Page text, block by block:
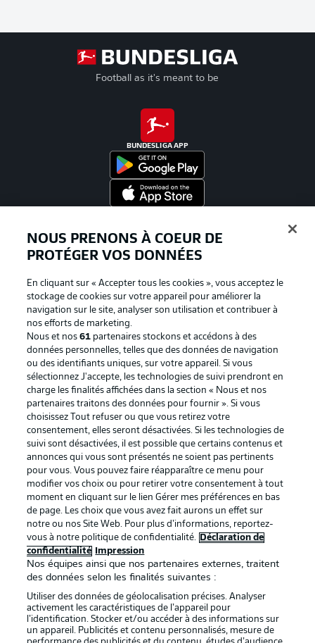
Football as it's meant to be
BUNDESLIGA APP
La publicité Conditions d’utilisation des
Mentions Légales Gérer mes préférences
Déclaration de
confidentialité
Diffuseurs
Travaux Contact
Impression Joueurs
NOUS PRENONS À COEUR DE
PROTÉGER VOS DONNÉES
En cliquant sur « Accepter tous les cookies », vous acceptez le
stockage de cookies sur votre appareil pour améliorer la
navigation sur le site, analyser son utilisation et contribuer à
nos efforts de marketing.
Nous et nos61 partenaires stockons et accédons à des
données personnelles, telles que des données de navigation
ou des identifiants uniques, sur votre appareil. Si vous
sélectionnez J'accepte, les technologies de suivi prendront en
charge les finalités affichées dans la section « Nous et nos
partenaires traitons des données pour fournir ». Si vous
choisissez Tout refuser ou que vous retirez votre
consentement, elles seront désactivées. Si les technologies de
suivi sont désactivées, il est possible que certains contenus et
annonces qui vous sont présentés ne soient pas pertinents
pour vous. Vous pouvez faire réapparaître ce menu pour
modifier vos choix ou pour retirer votre consentement à tout
moment en cliquant sur le lien Gérer mes préférences en bas
de page. Les choix que vous avez fait aurons un effet sur
notre ou nos Site Web. Pour plus d’informations, reportez-
vous à notre politique de confidentialité.
Déclaration de
confidentialité
Impression
Nos équipes ainsi que nos partenaires externes, traitent
des données selon les finalités suivantes :
Utiliser des données de géolocalisation précises. Analyser
activement les caractéristiques de l’appareil pour
l’identification. Stocker et/ou accéder à des informations sur
un appareil. Publicités et contenu personnalisés, mesure de